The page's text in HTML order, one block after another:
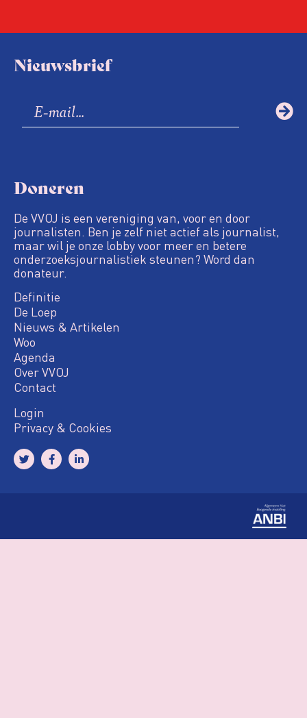
Nieuwsbrief
Doneren
De VVOJ is een vereniging van, voor en door
journalisten. Ben je zelf niet actief als journalist,
maar wil je onze lobby voor meer en betere
onderzoeksjournalistiek steunen? Word dan
donateur.
Definitie
De Loep
Nieuws & Artikelen
Woo
Agenda
Over VVOJ
Contact
Login
Privacy & Cookies